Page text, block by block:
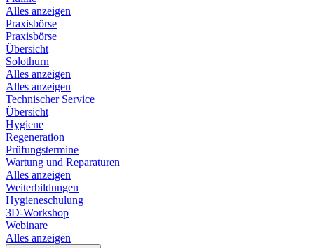
Alles anzeigen
Praxisbörse
Praxisbörse
Übersicht
Solothurn
Alles anzeigen
Alles anzeigen
Technischer Service
Übersicht
Hygiene
Regeneration
Prüfungstermine
Wartung und Reparaturen
Alles anzeigen
Weiterbildungen
Hygieneschulung
3D-Workshop
Webinare
Alles anzeigen